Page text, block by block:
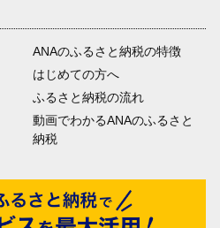
ANAのふるさと納税の特徴
はじめての方へ
ふるさと納税の流れ
動画でわかるANAのふるさと
納税